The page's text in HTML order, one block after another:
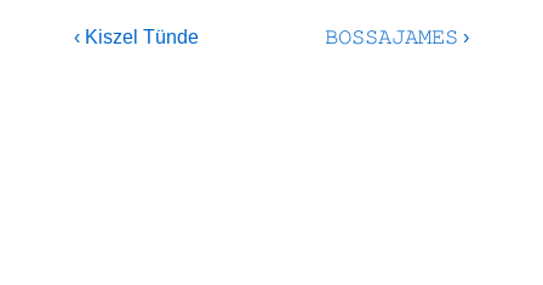
Bejegyzés
Previous
‹ Kiszel Tünde
Next
𝙱𝙾𝚂𝚂𝙰𝙹𝙰𝙼𝙴𝚂 ›